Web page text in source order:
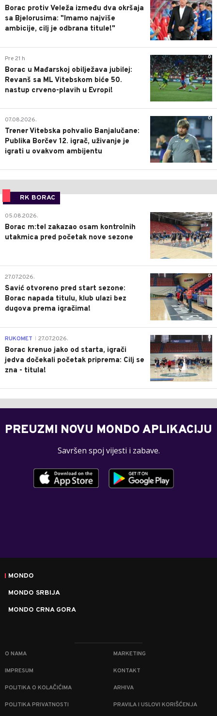
Borac protiv Veleža između dva okršaja
sa Bjelorusima: "Imamo najviše
ambicije, cilj je odbrana titule!"
0
Pre 21 h
Borac u Mađarskoj obilježava jubilej:
Revanš sa ML Vitebskom biće 50.
nastup crveno-plavih u Evropi!
0
07.08.2026.
Trener Vitebska pohvalio Banjalučane:
Publika Borčev 12. igrač, uživanje je
igrati u ovakvom ambijentu
RK BORAC
0
05.08.2026.
Borac m:tel zakazao osam kontrolnih
utakmica pred početak nove sezone
0
27.07.2026.
Savić otvoreno pred start sezone:
Borac napada titulu, klub ulazi bez
dugova prema igračima!
0
RUKOMET 27.07.2026.
Borac krenuo jako od starta, igrači
jedva dočekali početak priprema: Cilj se
zna - titula!
PREUZMI NOVU MONDO APLIKACIJU
Savršen spoj vijesti i zabave.
MONDO
MONDO SRBIJA
MONDO CRNA GORA
O NAMA MARKETING
IMPRESUM KONTAKT
POLITIKA O KOLAČIĆIMA ARHIVA
POLITIKA PRIVATNOSTI PRAVILA I USLOVI KORIŠĆENJA